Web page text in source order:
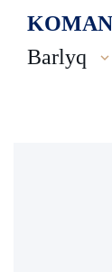
Barlyq